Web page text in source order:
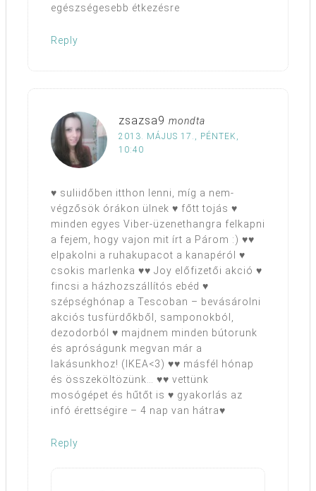
egészségesebb étkezésre
Reply
zsazsa9 mondta
2013. MÁJUS 17., PÉNTEK,
10:40
♥ suliidőben itthon lenni, míg a nem-
végzősök órákon ülnek ♥ főtt tojás ♥
minden egyes Viber-üzenethangra felkapni
a fejem, hogy vajon mit írt a Párom :) ♥♥
elpakolni a ruhakupacot a kanapéról ♥
csokis marlenka ♥♥ Joy előfizetői akció ♥
fincsi a házhozszállítós ebéd ♥
szépséghónap a Tescoban – bevásárolni
akciós tusfürdőkből, samponokból,
dezodorból ♥ majdnem minden bútorunk
és apróságunk megvan már a
lakásunkhoz! (IKEA<3) ♥♥ másfél hónap
és összeköltözünk… ♥♥ vettünk
mosógépet és hűtőt is ♥ gyakorlás az
infó érettségire – 4 nap van hátra♥
Reply